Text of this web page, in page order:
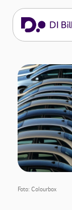
Foto: Colourbox